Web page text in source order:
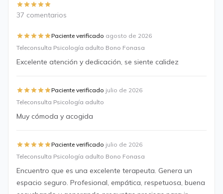
37 comentarios
Paciente verificado·agosto de 2026
Teleconsulta Psicología adulto Bono Fonasa
Excelente atención y dedicación, se siente calidez
Paciente verificado·julio de 2026
Teleconsulta Psicología adulto
Muy cómoda y acogida
Paciente verificado·julio de 2026
Teleconsulta Psicología adulto Bono Fonasa
Encuentro que es una excelente terapeuta. Genera un
espacio seguro. Profesional, empática, respetuosa, buena